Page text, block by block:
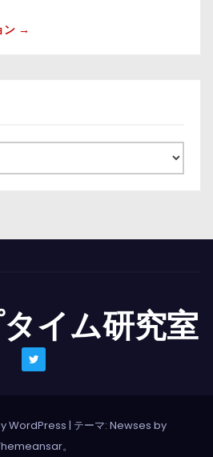
ン →
イム研究室
WordPress | テーマ: Newses by
。